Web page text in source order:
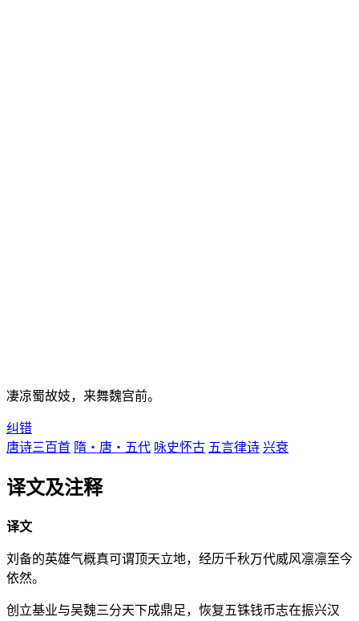
凄凉蜀故妓，来舞魏宫前。
纠错
唐诗三百首 隋・唐・五代 咏史怀古 五言律诗 兴衰
译文及注释
译文
刘备的英雄气概真可谓顶天立地，经历千秋万代威风凛凛至今
依然。
创立基业与吴魏三分天下成鼎足，恢复五铢钱币志在振兴汉